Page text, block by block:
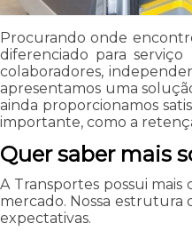
Procurando onde
diferenciado para
colaboradores,
apresentamos uma
ainda proporcionamos
importante, como a
Quer saber mais
A Transportes possui
mercado. Nossa estrutura
expectativas.